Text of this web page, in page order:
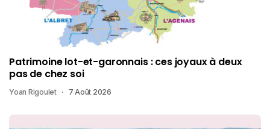
Patrimoine lot-et-garonnais : ces joyaux à deux
pas de chez soi
Yoan Rigoulet 7 Août 2026